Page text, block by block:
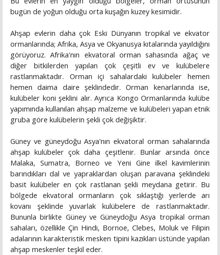
bugün de yoğun olduğu orta kuşağın kuzey kesimidir.
Ahşap evlerin daha çok Eski Dünyanın tropikal ve ekvator
ormanlarında; Afrika, Asya ve Okyanusya kıtalarında yayıldığını
görüyoruz. Afrika'nın ekvatoral orman sahasında ağaç ve
diğer bitkilerden yapılan çok çeşitli ev ve kulübelere
rastlanmaktadır. Orman içi sahalardaki kulübeler hemen
hemen daima daire şeklindedir. Orman kenarlarında ise,
kulübeler koni şeklini alır. Ayrıca Kongo Ormanlarında kulübe
yapımında kullanılan ahşap malzeme ve kulübeleri yapan etnik
gruba göre kulübelerin şekli çok değişiktir.
Güney ve güneydoğu Asya'nın ekvatoral orman sahalarında
ahşap kulübeler çok daha çeşitlenir. Bunlar arsında önce
Malaka, Sumatra, Borneo ve Yeni Gine ilkel kavimlerinin
barındıkları dal ve yapraklardan oluşan paravana şeklindeki
basit kulübeler en çok rastlanan şekli meydana getirir. Bu
bölgede ekvatoral ormanların çok sıklaştığı yerlerde arı
kovanı şeklinde yuvarlak kulübelere de rastlanmaktadır.
Bununla birlikte Güney ve Güneydoğu Asya tropikal orman
sahaları, özellikle Çin Hindi, Bornoe, Clebes, Moluk ve Filipin
adalarının karakteristik mesken tipini kazıkları üstünde yapılan
ahşap meskenler teşkil eder.